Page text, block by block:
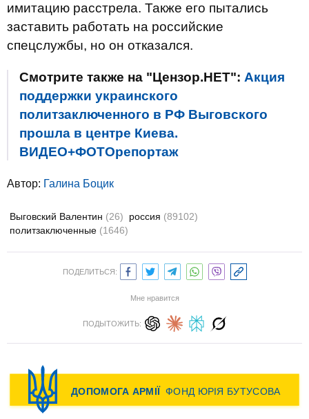
имитацию расстрела. Также его пытались
заставить работать на российские
спецслужбы, но он отказался.
Смотрите также на "Цензор.НЕТ": Акция
поддержки украинского
политзаключенного в РФ Выговского
прошла в центре Киева.
ВИДЕО+ФОТОрепортаж
Автор: Галина Боцик
Выговский Валентин (26) россия (89102)
политзаключенные (1646)
ПОДЕЛИТЬСЯ:
Мне нравится
ПОДЫТОЖИТЬ: